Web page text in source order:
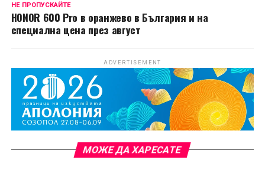
НЕ ПРОПУСКАЙТЕ
HONOR 600 Pro в оранжево в България и на
специална цена през август
ADVERTISEMENT
МОЖЕ ДА ХАРЕСАТЕ